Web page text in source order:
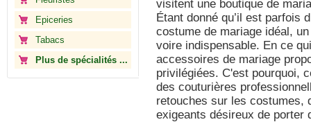
Epiceries
Tabacs
Plus de spécialités ...
visitent une boutique de
Étant donné qu’il est parfois
costume de mariage idéal,
voire indispensable. En ce
accessoires de mariage
privilégiées. C'est pourquoi,
des couturières
retouches sur les costumes,
exigeants désireux de porter